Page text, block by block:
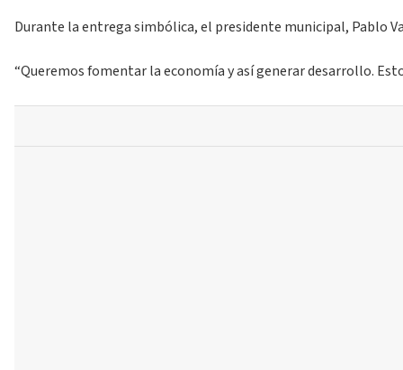
Durante la entrega simbólica, el presidente municipal, Pablo
“Queremos fomentar la economía y así generar desarrollo.